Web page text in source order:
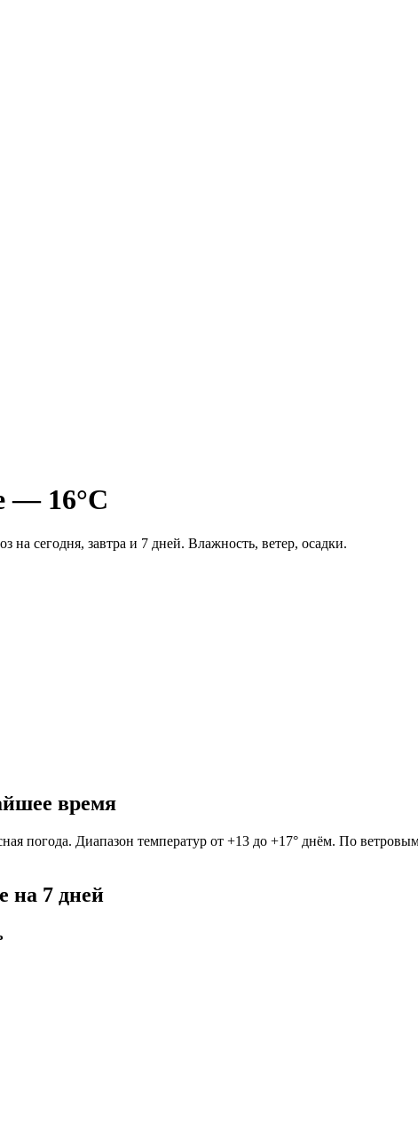
— 16°C
на сегодня, завтра и 7 дней. Влажность, ветер, осадки.
время
погода. Диапазон температур от +13 до +17° днём. По
на 7 дней